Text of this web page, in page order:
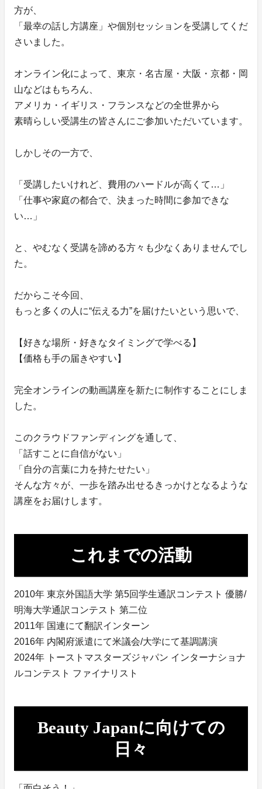
方が、
「最幸の話し方講座」や個別セッションを受講してくだ
さいました。
オンライン化によって、東京・名古屋・大阪・京都・岡
山などはもちろん、
アメリカ・イギリス・フランスなどの全世界から
素晴らしい受講生の皆さんにご参加いただいています。
しかしその一方で、
「受講したいけれど、費用のハードルが高くて…」
「仕事や家庭の都合で、決まった時間に参加できな
い…」
と、やむなく受講を諦める方々も少なくありませんでし
た。
だからこそ今回、
もっと多くの人に“伝える力”を届けたいという思いで、
【好きな場所・好きなタイミングで学べる】
【価格も手の届きやすい】
完全オンラインの動画講座を新たに制作することにしま
した。
このクラウドファンディングを通して、
「話すことに自信がない」
「自分の言葉に力を持たせたい」
そんな方々が、一歩を踏み出せるきっかけとなるような
講座をお届けします。
これまでの活動
2010年 東京外国語大学 第5回学生通訳コンテスト 優勝/
明海大学通訳コンテスト 第二位
2011年 国連にて翻訳インターン
2016年 内閣府派遣にて米議会/大学にて基調講演
2024年 トーストマスターズジャパン インターナショナ
ルコンテスト ファイナリスト
Beauty Japanに向けての
日々